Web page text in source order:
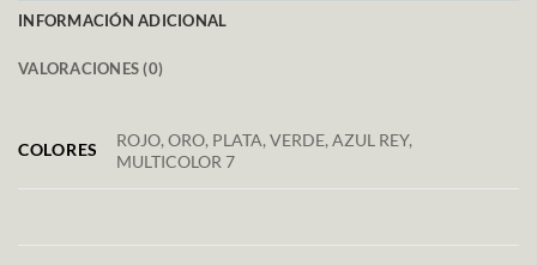
INFORMACIÓN ADICIONAL
VALORACIONES (0)
COLORES
ROJO, ORO, PLATA, VERDE, AZUL REY,
MULTICOLOR 7